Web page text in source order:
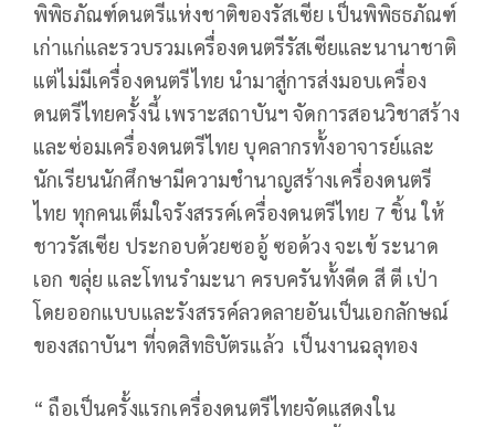
พิพิธภัณฑ์ดนตรีแห่งชาติของรัสเซีย เป็นพิพิธธภัณฑ์
เก่าแก่และรวบรวมเครื่องดนตรีรัสเซียและนานาชาติ
แต่ไม่มีเครื่องดนตรีไทย นำมาสู่การส่งมอบเครื่อง
ดนตรีไทยครั้งนี้ เพราะสถาบันฯ จัดการสอนวิชาสร้าง
และซ่อมเครื่องดนตรีไทย บุคลากรทั้งอาจารย์และ
นักเรียนนักศึกษามีความชำนาญสร้างเครื่องดนตรี
ไทย ทุกคนเต็มใจรังสรรค์เครื่องดนตรีไทย 7 ชิ้น ให้
ชาวรัสเซีย ประกอบด้วยซออู้ ซอด้วง จะเข้ ระนาด
เอก ขลุ่ย และโทนรำมะนา ครบครันทั้งดีด สี ตี เป่า
โดยออกแบบและรังสรรค์ลวดลายอันเป็นเอกลักษณ์
ของสถาบันฯ ที่จดสิทธิบัตรแล้ว เป็นงานฉลุทอง
“ ถือเป็นครั้งแรกเครื่องดนตรีไทยจัดแสดงใน